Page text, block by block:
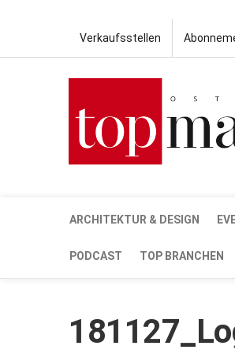
Verkaufsstellen
ARCHITEKTUR & DESIGN
PODCAST TOP BRANCHEN